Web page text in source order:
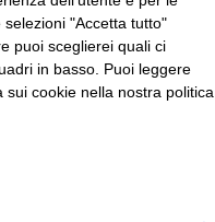
"Accetta tutto"
puoi sceglierei quali ci
in basso. Puoi leggere
cookie nella nostra politica